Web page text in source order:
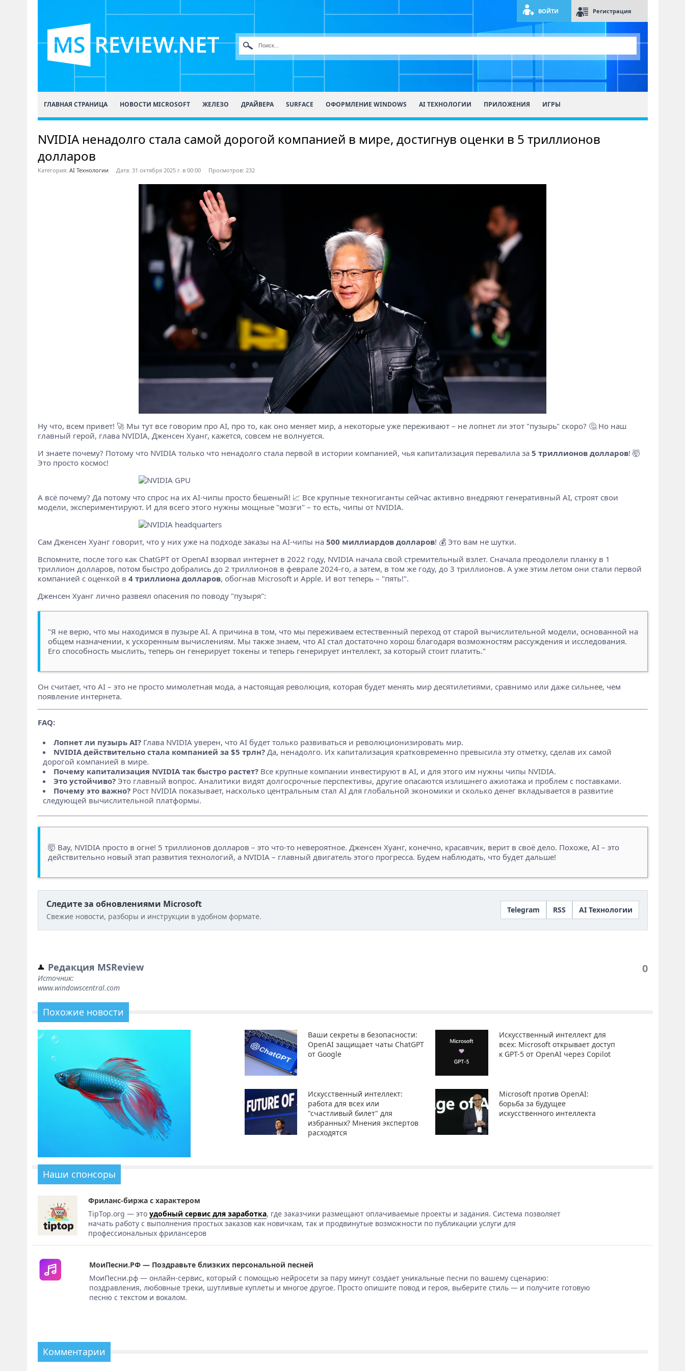
ВОЙТИ Регистрация
ГЛАВНАЯ СТРАНИЦА НОВОСТИ MICROSOFT ЖЕЛЕЗО ДРАЙВЕРА SURFACE ОФОРМЛЕНИЕ WINDOWS AI ТЕХНОЛОГИИ ПРИЛОЖЕНИЯ ИГРЫ
NVIDIA ненадолго стала самой дорогой компанией в мире, достигнув оценки в 5 триллионов
долларов
Категория: AI Технологии Дата: 31 октября 2025 г. в 00:00 Просмотров: 232
Ну что, всем привет! 🚀 Мы тут все говорим про AI, про то, как оно меняет мир, а некоторые уже переживают – не лопнет ли этот "пузырь" скоро? 🤔 Но наш
главный герой, глава NVIDIA, Дженсен Хуанг, кажется, совсем не волнуется.
И знаете почему? Потому что NVIDIA только что ненадолго стала первой в истории компанией, чья капитализация перевалила за 5 триллионов долларов! 🤯
Это просто космос!
А всё почему? Да потому что спрос на их AI-чипы просто бешеный! 📈 Все крупные техногиганты сейчас активно внедряют генеративный AI, строят свои
модели, экспериментируют. И для всего этого нужны мощные "мозги" – то есть, чипы от NVIDIA.
Сам Дженсен Хуанг говорит, что у них уже на подходе заказы на AI-чипы на 500 миллиардов долларов! 💰 Это вам не шутки.
Вспомните, после того как ChatGPT от OpenAI взорвал интернет в 2022 году, NVIDIA начала свой стремительный взлет. Сначала преодолели планку в 1
триллион долларов, потом быстро добрались до 2 триллионов в феврале 2024-го, а затем, в том же году, до 3 триллионов. А уже этим летом они стали первой
компанией с оценкой в 4 триллиона долларов, обогнав Microsoft и Apple. И вот теперь – "пять!".
Дженсен Хуанг лично развеял опасения по поводу "пузыря":
"Я не верю, что мы находимся в пузыре AI. А причина в том, что мы переживаем естественный переход от старой вычислительной модели, основанной на
общем назначении, к ускоренным вычислениям. Мы также знаем, что AI стал достаточно хорош благодаря возможностям рассуждения и исследования.
Его способность мыслить, теперь он генерирует токены и теперь генерирует интеллект, за который стоит платить."
Он считает, что AI – это не просто мимолетная мода, а настоящая революция, которая будет менять мир десятилетиями, сравнимо или даже сильнее, чем
появление интернета.
FAQ:
Лопнет ли пузырь AI?Глава NVIDIA уверен, что AI будет только развиваться и революционизировать мир.
NVIDIA действительно стала компанией за $5 трлн?Да, ненадолго. Их капитализация кратковременно превысила эту отметку, сделав их самой
дорогой компанией в мире.
Почему капитализация NVIDIA так быстро растет?Все крупные компании инвестируют в AI, и для этого им нужны чипы NVIDIA.
Это устойчиво?Это главный вопрос. Аналитики видят долгосрочные перспективы, другие опасаются излишнего ажиотажа и проблем с поставками.
Почему это важно?Рост NVIDIA показывает, насколько центральным стал AI для глобальной экономики и сколько денег вкладывается в развитие
следующей вычислительной платформы.
🤯 Вау, NVIDIA просто в огне! 5 триллионов долларов – это что-то невероятное. Дженсен Хуанг, конечно, красавчик, верит в своё дело. Похоже, AI – это
действительно новый этап развития технологий, а NVIDIA – главный двигатель этого прогресса. Будем наблюдать, что будет дальше!
Следите за обновлениями Microsoft
Свежие новости, разборы и инструкции в удобном формате.
Telegram RSS AI Технологии
Редакция MSReview
Источник:
www.windowscentral.com
0
Похожие новости
Ваши секреты в безопасности:
OpenAI защищает чаты ChatGPT
от Google
Искусственный интеллект для
всех: Microsoft открывает доступ
к GPT-5 от OpenAI через Copilot
Искусственный интеллект:
работа для всех или
"счастливый билет" для
избранных? Мнения экспертов
расходятся
Microsoft против OpenAI:
борьба за будущее
искусственного интеллекта
Наши спонсоры
Фриланс-биржа с характером
TipTop.org — этоудобный сервис для заработка, где заказчики размещают оплачиваемые проекты и задания. Система позволяет
начать работу с выполнения простых заказов как новичкам, так и продвинутые возможности по публикации услуги для
профессиональных фрилансеров
МоиПесни.РФ — Поздравьте близких персональной песней
МоиПесни.рф — онлайн-сервис, который с помощью нейросети за пару минут создает уникальные песни по вашему сценарию:
поздравления, любовные треки, шутливые куплеты и многое другое. Просто опишите повод и героя, выберите стиль — и получите готовую
песню с текстом и вокалом.
Комментарии